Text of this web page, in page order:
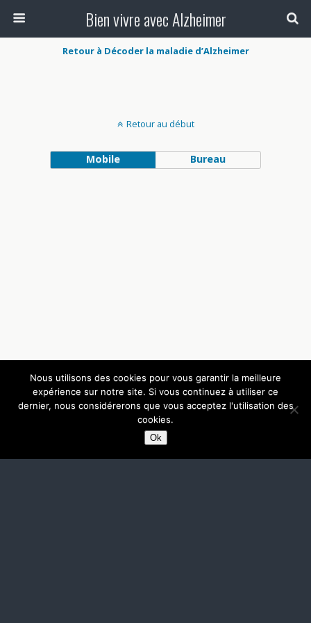
Bien vivre avec Alzheimer
Retour à Décoder la maladie d’Alzheimer
Retour au début
Mobile Bureau
Nous utilisons des cookies pour vous garantir la meilleure
expérience sur notre site. Si vous continuez à utiliser ce
dernier, nous considérerons que vous acceptez l'utilisation des
cookies.
Ok